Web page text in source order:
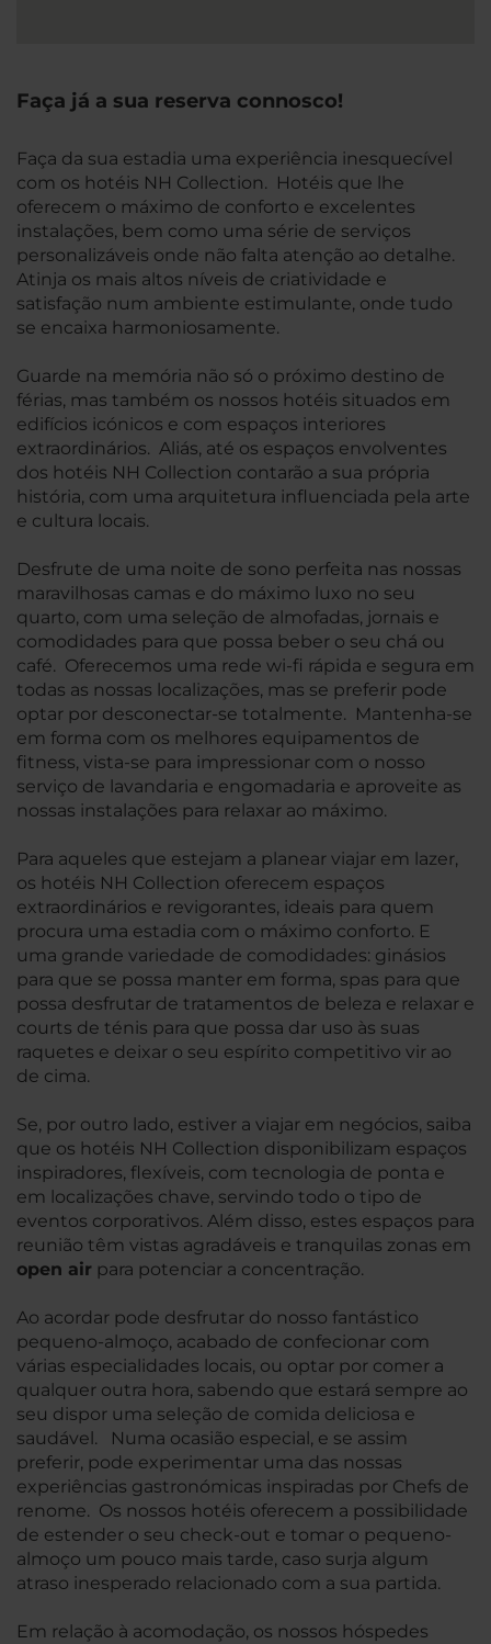
Faça já a sua reserva connosco!
Faça da sua estadia uma experiência inesquecível
com os hotéis NH Collection. Hotéis que lhe
oferecem o máximo de conforto e excelentes
instalações, bem como uma série de serviços
personalizáveis onde não falta atenção ao detalhe.
Atinja os mais altos níveis de criatividade e
satisfação num ambiente estimulante, onde tudo
se encaixa harmoniosamente.
Guarde na memória não só o próximo destino de
férias, mas também os nossos hotéis situados em
edifícios icónicos e com espaços interiores
extraordinários. Aliás, até os espaços envolventes
dos hotéis NH Collection contarão a sua própria
história, com uma arquitetura influenciada pela arte
e cultura locais.
Desfrute de uma noite de sono perfeita nas nossas
maravilhosas camas e do máximo luxo no seu
quarto, com uma seleção de almofadas, jornais e
comodidades para que possa beber o seu chá ou
café. Oferecemos uma rede wi-fi rápida e segura em
todas as nossas localizações, mas se preferir pode
optar por desconectar-se totalmente. Mantenha-se
em forma com os melhores equipamentos de
fitness, vista-se para impressionar com o nosso
serviço de lavandaria e engomadaria e aproveite as
nossas instalações para relaxar ao máximo.
Para aqueles que estejam a planear viajar em lazer,
os hotéis NH Collection oferecem espaços
extraordinários e revigorantes, ideais para quem
procura uma estadia com o máximo conforto. E
uma grande variedade de comodidades: ginásios
para que se possa manter em forma, spas para que
possa desfrutar de tratamentos de beleza e relaxar e
courts de ténis para que possa dar uso às suas
raquetes e deixar o seu espírito competitivo vir ao
de cima.
Se, por outro lado, estiver a viajar em negócios, saiba
que os hotéis NH Collection disponibilizam espaços
inspiradores, flexíveis, com tecnologia de ponta e
em localizações chave, servindo todo o tipo de
eventos corporativos. Além disso, estes espaços para
reunião têm vistas agradáveis e tranquilas zonas em
open air para potenciar a concentração.
Ao acordar pode desfrutar do nosso fantástico
pequeno-almoço, acabado de confecionar com
várias especialidades locais, ou optar por comer a
qualquer outra hora, sabendo que estará sempre ao
seu dispor uma seleção de comida deliciosa e
saudável. Numa ocasião especial, e se assim
preferir, pode experimentar uma das nossas
experiências gastronómicas inspiradas por Chefs de
renome. Os nossos hotéis oferecem a possibilidade
de estender o seu check-out e tomar o pequeno-
almoço um pouco mais tarde, caso surja algum
atraso inesperado relacionado com a sua partida.
Em relação à acomodação, os nossos hóspedes